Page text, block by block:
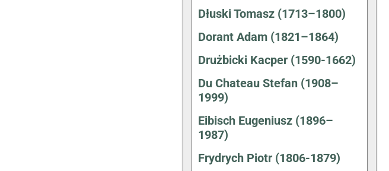
Dłuski Tomasz (1713–1800)
Dorant Adam (1821–1864)
Drużbicki Kacper (1590-1662)
Du Chateau Stefan (1908–
1999)
Eibisch Eugeniusz (1896–
1987)
Frydrych Piotr (1806-1879)